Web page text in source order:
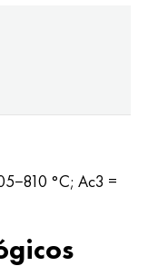
°C; Ac3 =